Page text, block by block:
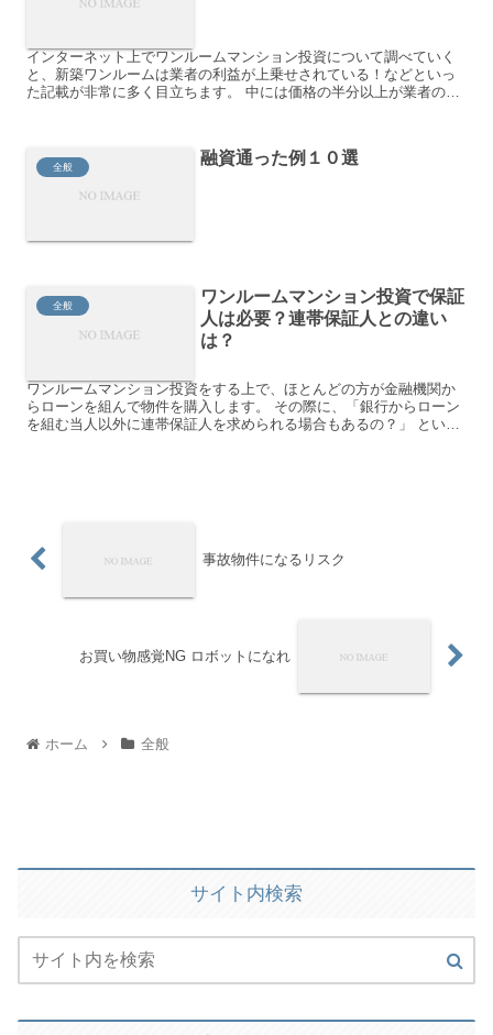
インターネット上でワンルームマンション投資について調べていく
と、新築ワンルームは業者の利益が上乗せされている！などといっ
た記載が非常に多く目立ちます。 中には価格の半分以上が業者の利
全般 融資通った例１０選
全般
ワンルームマンション投資で保証
人は必要？連帯保証人との違い
は？
ワンルームマンション投資をする上で、ほとんどの方が金融機関か
らローンを組んで物件を購入します。 その際に、「銀行からローン
を組む当人以外に連帯保証人を求められる場合もあるの？」 といっ
事故物件になるリスク
お買い物感覚NG ロボットになれ
ホーム 全般
サイト内検索